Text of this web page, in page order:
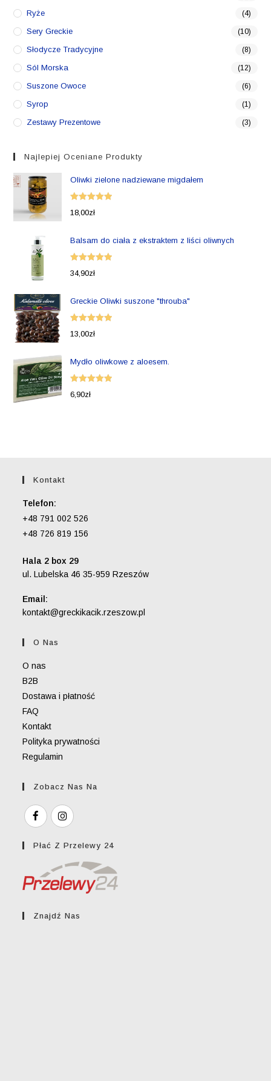
Ryże (4)
Sery Greckie (10)
Słodycze Tradycyjne (8)
Sól Morska (12)
Suszone Owoce (6)
Syrop (1)
Zestawy Prezentowe (3)
Najlepiej Oceniane Produkty
Oliwki zielone nadziewane migdałem
Oceniono
18,00zł
Balsam do ciała z ekstraktem z liści oliwnych
Oceniono
34,90zł
Greckie Oliwki suszone "throuba"
Oceniono
13,00zł
Mydło oliwkowe z aloesem.
Oceniono
6,90zł
Kontakt
Telefon:
+48 791 002 526
+48 726 819 156
Hala 2 box 29
ul. Lubelska 46 35-959 Rzeszów
Email:
kontakt@greckikacik.rzeszow.pl
O Nas
O nas
B2B
Dostawa i płatność
FAQ
Kontakt
Polityka prywatności
Regulamin
Zobacz Nas Na
Płać Z Przelewy 24
Znajdź Nas